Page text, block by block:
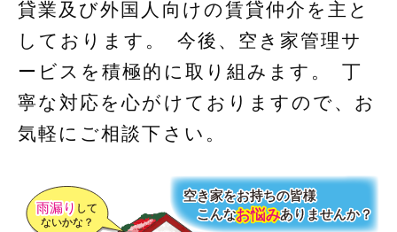
貸業及び外国人向けの賃貸仲介を主と
しております。 今後、空き家管理サ
ービスを積極的に取り組みます。 丁
寧な対応を心がけておりますので、お
気軽にご相談下さい。